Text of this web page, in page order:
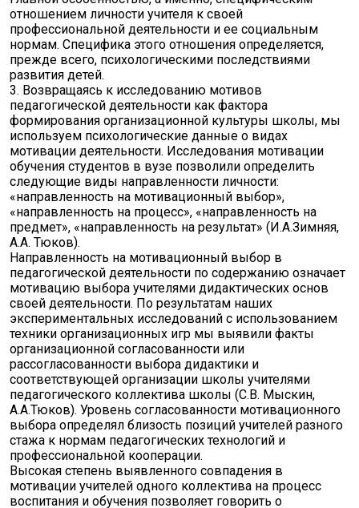
отношением личности учителя к своей
профессиональной деятельности и ее социальным
нормам. Специфика этого отношения определяется,
прежде всего, психологическими последствиями
развития детей.
3. Возвращаясь к исследованию мотивов
педагогической деятельности как фактора
формирования организационной культуры школы, мы
используем психологические данные о видах
мотивации деятельности. Исследования мотивации
обучения студентов в вузе позволили определить
следующие виды направленности личности:
«направленность на мотивационный выбор»,
«направленность на процесс», «направленность на
предмет», «направленность на результат» (И.А.Зимняя,
А.А. Тюков).
Направленность на мотивационный выбор в
педагогической деятельности по содержанию означает
мотивацию выбора учителями дидактических основ
своей деятельности. По результатам наших
экспериментальных исследований с использованием
техники организационных игр мы выявили факты
организационной согласованности или
рассогласованности выбора дидактики и
соответствующей организации школы учителями
педагогического коллектива школы (С.В. Мыскин,
А.А.Тюков). Уровень согласованности мотивационного
выбора определял близость позиций учителей разного
стажа к нормам педагогических технологий и
профессиональной кооперации.
Высокая степень выявленного совпадения в
мотивации учителей одного коллектива на процесс
воспитания и обучения позволяет говорить о